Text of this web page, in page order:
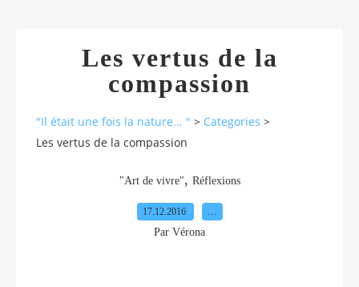
Les vertus de la
compassion
"Il était une fois la nature... " > Categories >
Les vertus de la compassion
"Art de vivre", Réflexions
17.12.2016
Par Vérona